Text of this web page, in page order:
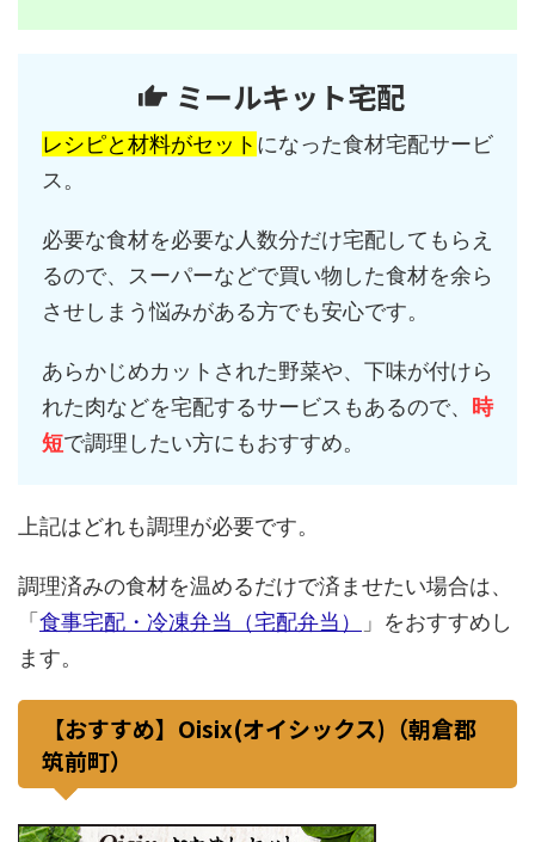
ミールキット宅配
レシピと材料がセット になった食材宅配サービ
ス。
必要な食材を必要な人数分だけ宅配してもらえ
るので、スーパーなどで買い物した食材を余ら
させしまう悩みがある方でも安心です。
あらかじめカットされた野菜や、下味が付けら
れた肉などを宅配するサービスもあるので、
時
短で調理したい方にもおすすめ。
上記はどれも調理が必要です。
調理済みの食材を温めるだけで済ませたい場合は、
「 食事宅配・冷凍弁当（宅配弁当）
」をおすすめし
ます。
【おすすめ】Oisix(オイシックス)（朝倉郡
筑前町）